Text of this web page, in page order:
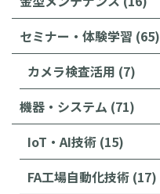
セミナー・体験学習 (65)
カメラ検査活用 (7)
機器・システム (71)
IoT・AI技術 (15)
FA工場自動化技術 (17)